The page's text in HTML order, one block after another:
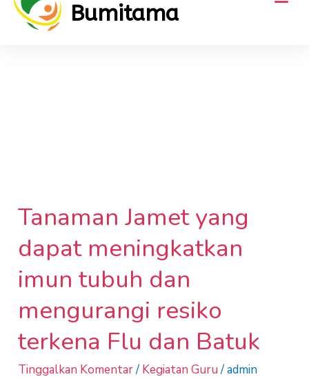
Bumitama
Tanaman Jamet yang
dapat meningkatkan
imun tubuh dan
mengurangi resiko
terkena Flu dan Batuk
Tinggalkan Komentar/ Kegiatan Guru/admin
Tanaman
Jamet
yang
dapat
meningkatkan
imun
dan
mengurangi